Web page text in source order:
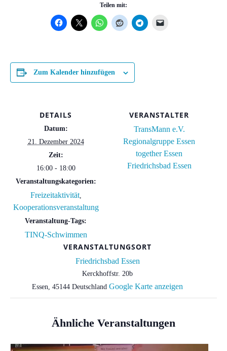
Teilen mit:
Zum Kalender hinzufügen
DETAILS
Datum:
21. Dezember 2024
Zeit:
16:00 - 18:00
Veranstaltungskategorien:
Freizeitaktivität,
Kooperationsveranstaltung
Veranstaltung-Tags:
TINQ-Schwimmen
VERANSTALTUNGSORT
Friedrichsbad Essen
Kerckhoffstr. 20b
Essen, 45144 Deutschland Google Karte anzeigen
VERANSTALTER
TransMann e.V.
Regionalgruppe Essen
together Essen
Friedrichsbad Essen
Ähnliche Veranstaltungen